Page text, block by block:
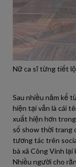
Nữ ca sĩ từng tiết
Sau nhiều năm kể
hiện tại vẫn là cái
xuất hiện hơn
số show thời trang
tương tác trên
bà xã Công Vinh lại
Nhiều người cho